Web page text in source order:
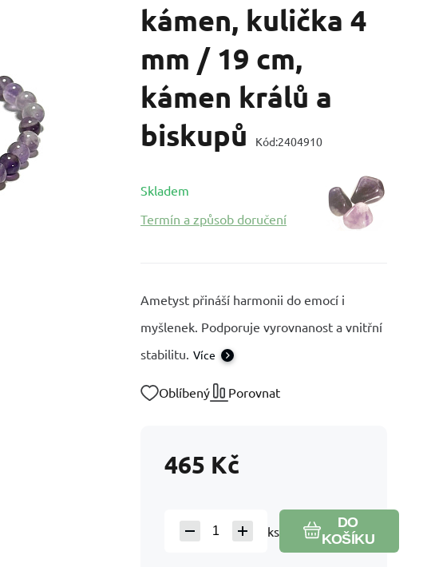
kámen, kulička 4
mm / 19 cm,
kámen králů a
biskupů
Kód:2404910
Skladem
Termín a způsob doručení
Ametyst přináší harmonii do emocí i
myšlenek. Podporuje vyrovnanost a vnitřní
stabilitu. Více
Oblíbený Porovnat
465 Kč
ks
DO
KOŠÍKU